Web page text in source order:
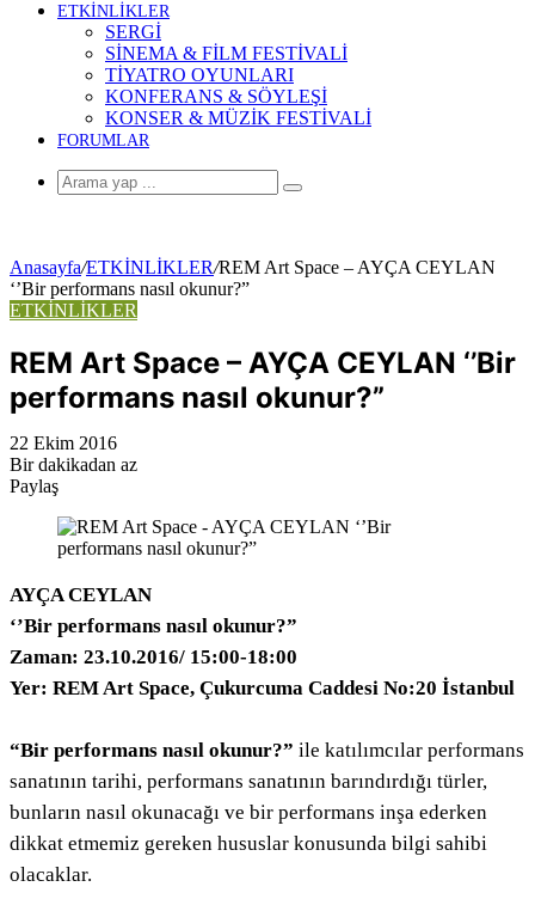
ETKİNLİKLER
SERGİ
SİNEMA & FİLM FESTİVALİ
TİYATRO OYUNLARI
KONFERANS & SÖYLEŞİ
KONSER & MÜZİK FESTİVALİ
FORUMLAR
Arama
Anasayfa/ETKİNLİKLER/REM Art Space – AYÇA CEYLAN
‘’Bir performans nasıl okunur?”
ETKİNLİKLER
REM Art Space – AYÇA CEYLAN ‘’Bir
performans nasıl okunur?”
22 Ekim 2016
Bir dakikadan az
Paylaş
AYÇA CEYLAN
‘’Bir performans nasıl okunur?”
Zaman: 23.10.2016/ 15:00-18:00
Yer: REM Art Space, Çukurcuma Caddesi No:20 İstanbul
“Bir performans nasıl okunur?” ile katılımcılar performans
sanatının tarihi, performans sanatının barındırdığı türler,
bunların nasıl okunacağı ve bir performans inşa ederken
dikkat etmemiz gereken hususlar konusunda bilgi sahibi
olacaklar.